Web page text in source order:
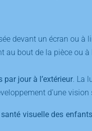
devant un écran ou à
bout de la pièce ou à
par jour à l’extérieur . La
d’une
visuelle des